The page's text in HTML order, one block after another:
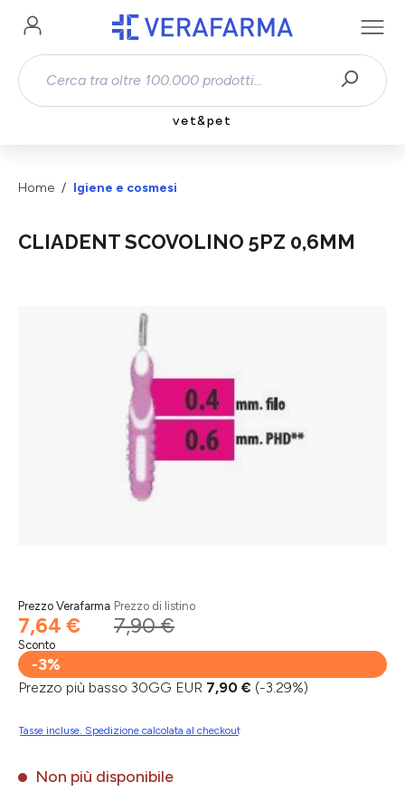
Passa al contenuto principale
vet&pet
Home Igiene e cosmesi
CLIADENT SCOVOLINO 5PZ 0,6MM
Salta la galleria di immagini
Prezzo Verafarma
7,64 €
Prezzo di listino
7,90 €
Sconto
-3%
Prezzo più basso 30GG EUR 7,90 € (-3.29%)
Tasse incluse. Spedizione calcolata al checkout
Non più disponibile